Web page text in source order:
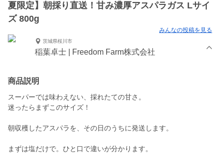
夏限定】朝採り直送！甘み濃厚アスパラガス Lサイ
ズ 800g
みんなの投稿を見る
茨城県桜川市
稲葉卓士 | Freedom Farm株式会社
商品説明
スーパーでは味わえない、採れたての甘さ。
迷ったらまずこのサイズ！
朝収穫したアスパラを、その日のうちに発送します。
まずは塩だけで。ひと口で違いが分かります。